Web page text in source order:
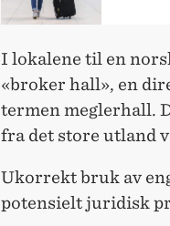
I lokalene til en
«broker hall», en
termen meglerhall.
fra det store utland
Ukorrekt bruk av
potensielt juridisk